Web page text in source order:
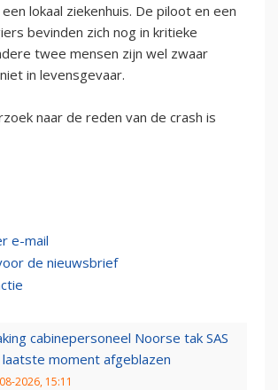
lokaal ziekenhuis. De piloot en een
bevinden zich nog in kritieke
twee mensen zijn wel zwaar
in levensgevaar.
naar de reden van de crash is
e-mail
de nieuwsbrief
cabinepersoneel Noorse tak SAS
moment afgeblazen
2026, 15:11